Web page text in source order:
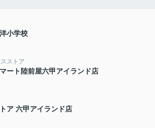
小学校
ストア
ート陸前屋六甲アイランド店
ア 六甲アイランド店